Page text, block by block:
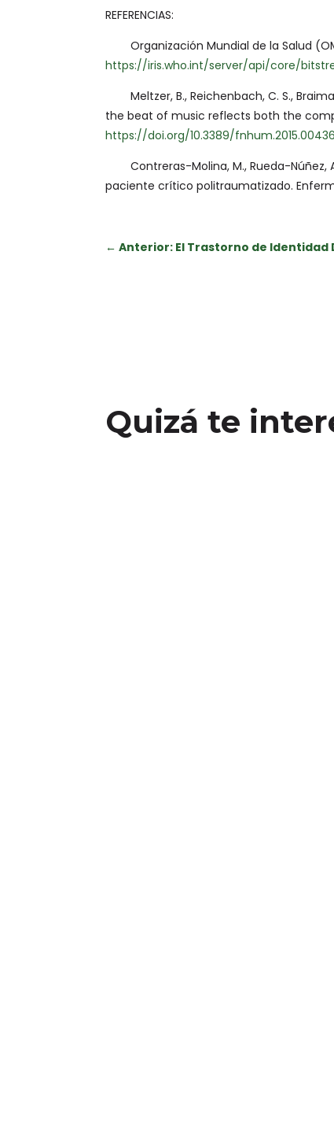
REFERENCIAS:
Organización Mundial de la Salud
https://iris.who.int/server/api/core/
Meltzer, B., Reichenbach, C. S.,
the beat of music reflects both the
https://doi.org/10.3389/fnhum.2015.00436
Contreras-Molina, M., Rueda-Núñez,
paciente crítico politraumatizado.
←Anterior: El Trastorno de
Quizá te